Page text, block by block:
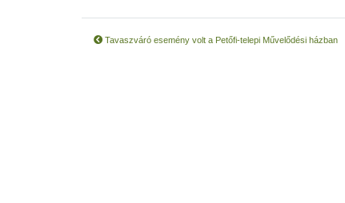
Tavaszváró esemény volt a Petőfi-telepi Művelődési házban